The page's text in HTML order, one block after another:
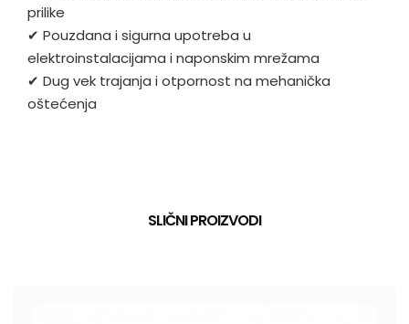
prilike
✔ Pouzdana i sigurna upotreba u
elektroinstalacijama i naponskim mrežama
✔ Dug vek trajanja i otpornost na mehanička
oštećenja
SLIČNI PROIZVODI